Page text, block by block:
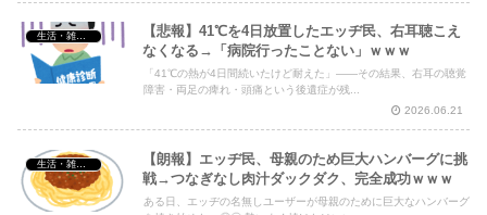
生活・雑談・恋愛
【悲報】41℃を4日放置したエッヂ民、右耳聴こえ
なくなる→「病院行ったことない」ｗｗｗ
「41℃の熱が4日間続いたけど耐えた」——その結果、右耳の聴覚
障害・両足の痺れ・頭痛という後遺症が残...
2026.06.21
生活・雑談・恋愛
【朗報】エッヂ民、母親のため巨大ハンバーグに挑
戦→つなぎなし肉汁ダックダク、完全成功ｗｗｗ
ある日、エッヂの名無しユーザーが母親のために巨大なハンバーグ